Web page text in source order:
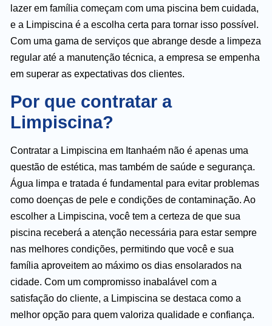
lazer em família começam com uma piscina bem cuidada,
e a Limpiscina é a escolha certa para tornar isso possível.
Com uma gama de serviços que abrange desde a limpeza
regular até a manutenção técnica, a empresa se empenha
em superar as expectativas dos clientes.
Por que contratar a
Limpiscina?
Contratar a Limpiscina em Itanhaém não é apenas uma
questão de estética, mas também de saúde e segurança.
Água limpa e tratada é fundamental para evitar problemas
como doenças de pele e condições de contaminação. Ao
escolher a Limpiscina, você tem a certeza de que sua
piscina receberá a atenção necessária para estar sempre
nas melhores condições, permitindo que você e sua
família aproveitem ao máximo os dias ensolarados na
cidade. Com um compromisso inabalável com a
satisfação do cliente, a Limpiscina se destaca como a
melhor opção para quem valoriza qualidade e confiança.